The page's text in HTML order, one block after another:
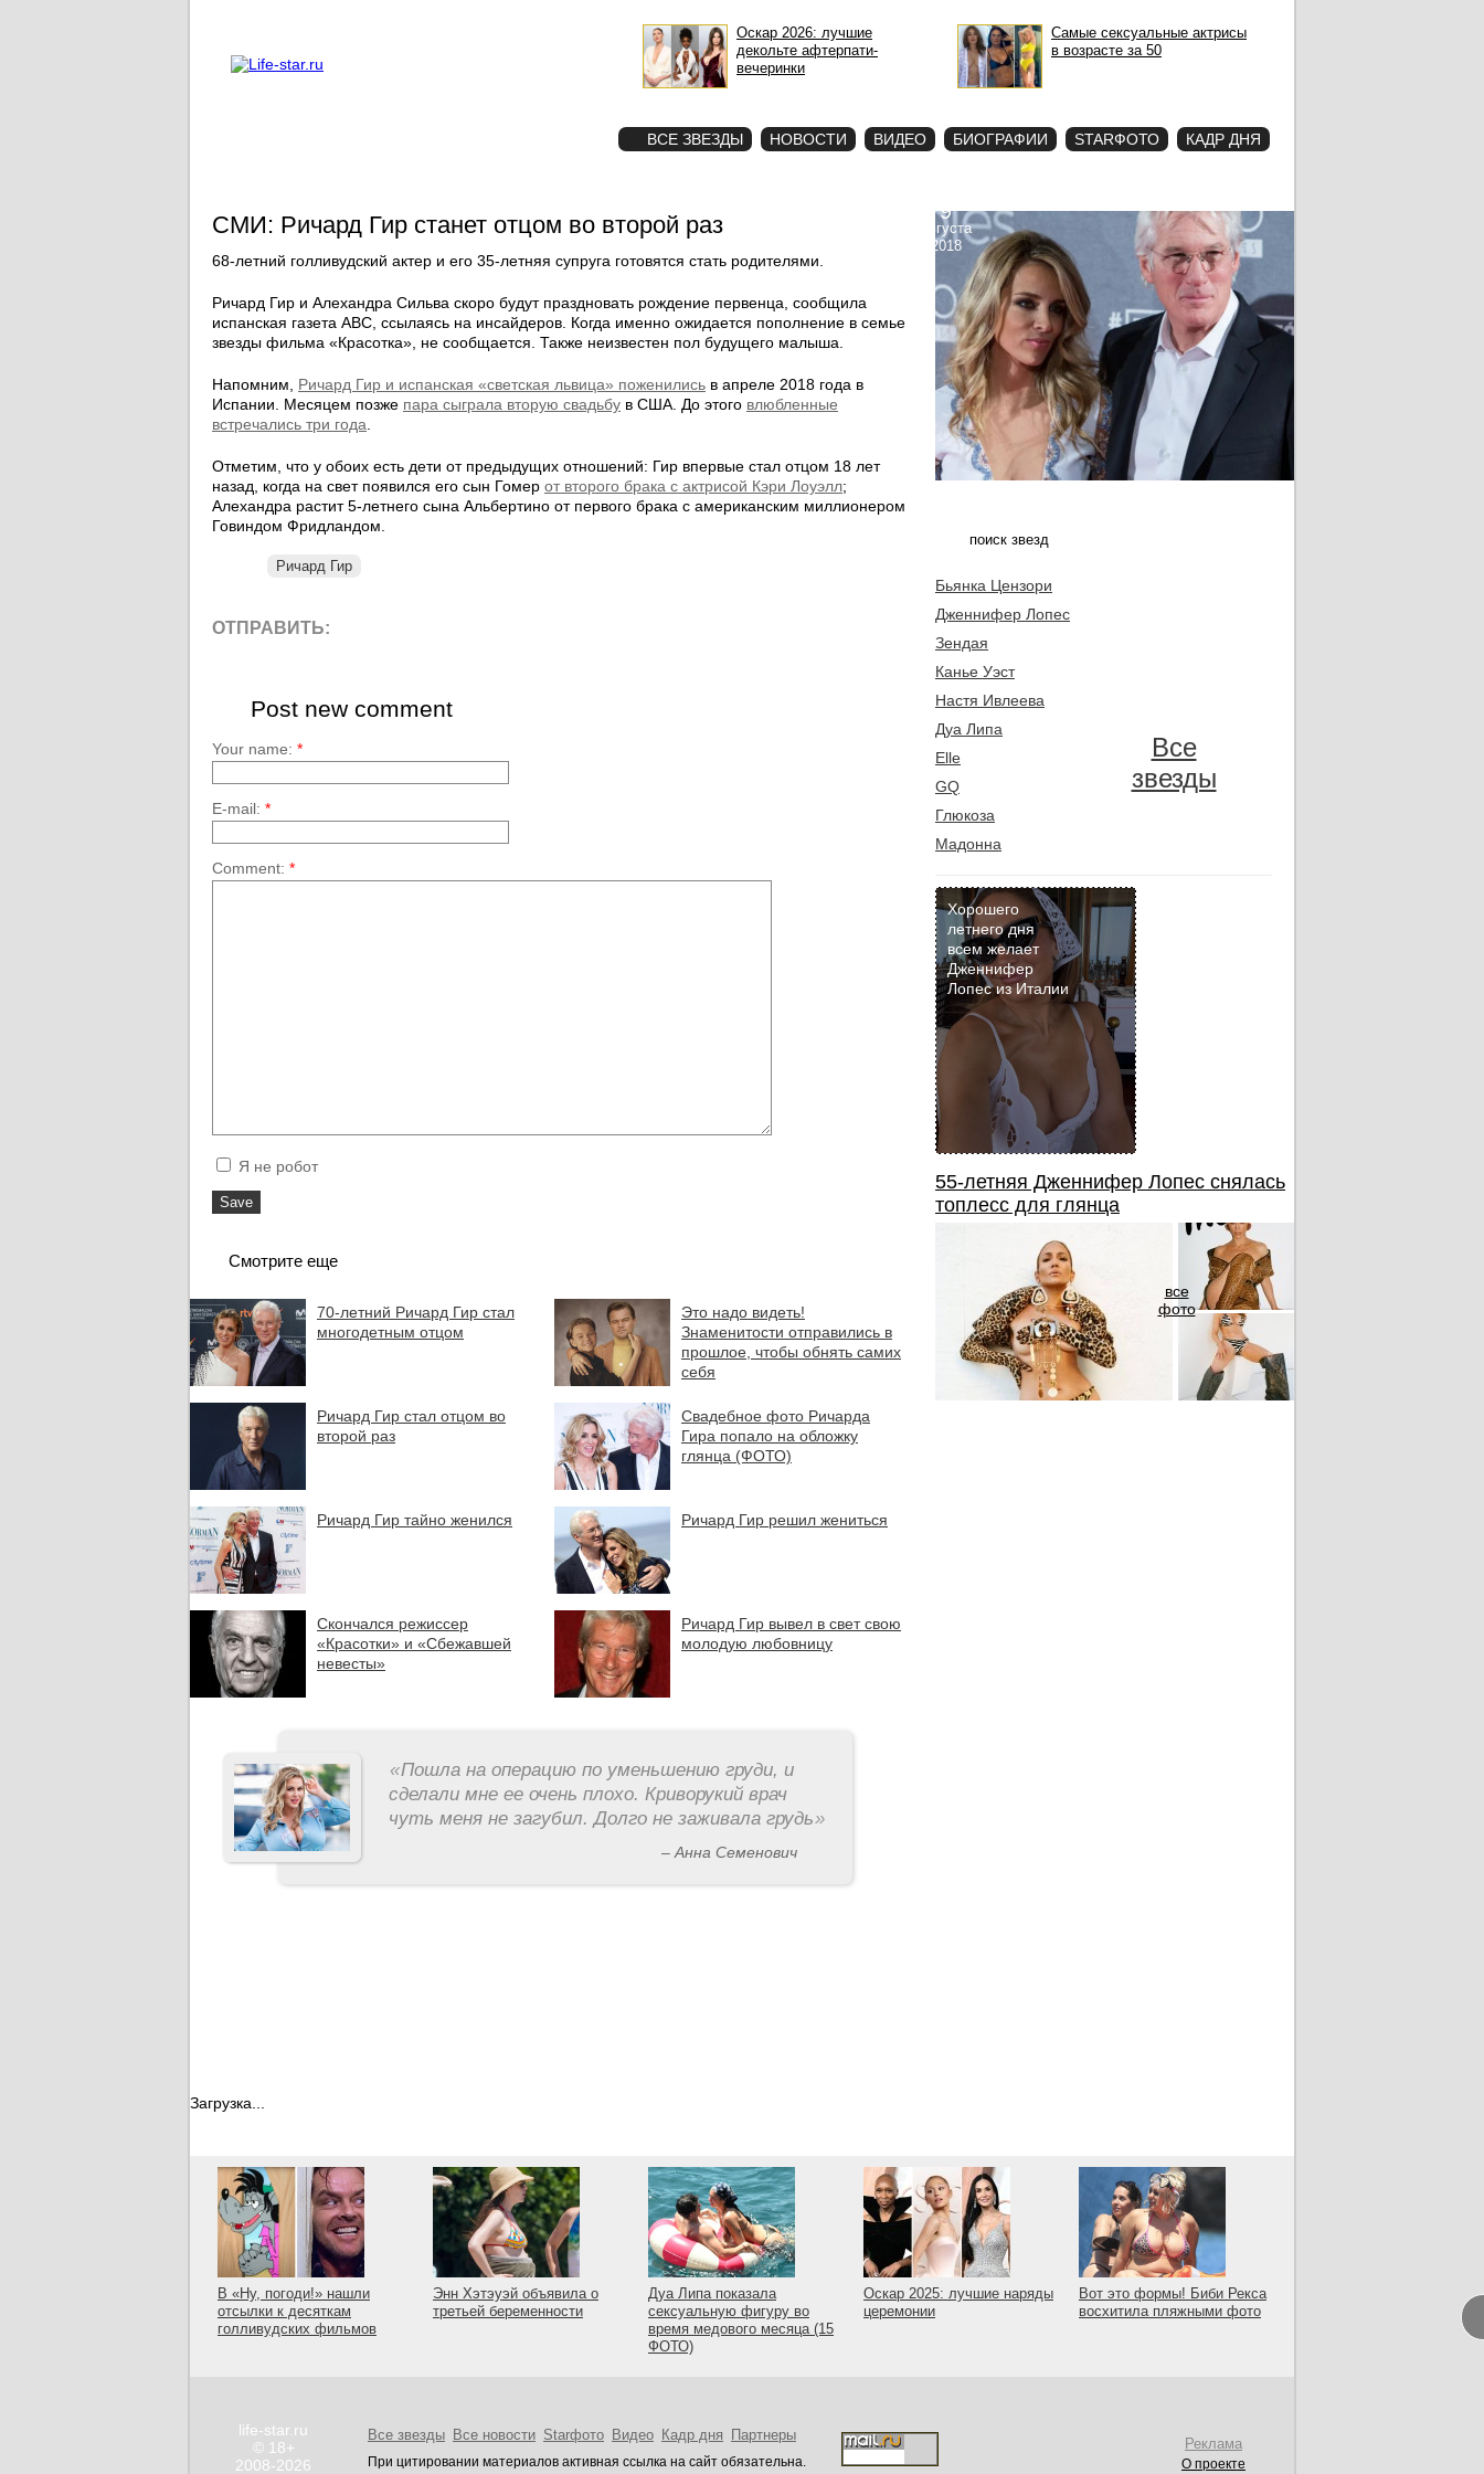
Оскар 2026: лучшие
декольте афтерпати-
вечеринки
Самые сексуальные актрисы
в возрасте за 50
ВСЕ ЗВЕЗДЫ НОВОСТИ ВИДЕО БИОГРАФИИ STARФОТО КАДР ДНЯ
СМИ: Ричард Гир станет отцом во второй раз
68-летний голливудский актер и его 35-летняя супруга готовятся стать родителями.
Ричард Гир и Алехандра Сильва скоро будут праздновать рождение первенца, сообщила
испанская газета ABC, ссылаясь на инсайдеров. Когда именно ожидается пополнение в семье
звезды фильма «Красотка», не сообщается. Также неизвестен пол будущего малыша.
Напомним, Ричард Гир и испанская «светская львица» поженились в апреле 2018 года в
Испании. Месяцем позже пара сыграла вторую свадьбу в США. До этого влюбленные
встречались три года
Отметим, что у обоих есть дети от предыдущих отношений: Гир впервые стал отцом 18 лет
назад, когда на свет появился его сын Гомер от второго брака с актрисой Кэри Лоуэлл;
Алехандра растит 5-летнего сына Альбертино от первого брака с американским миллионером
Говиндом Фридландом.
Ричард Гир
ОТПРАВИТЬ:
Post new comment
Your name: *
E-mail: *
Comment: *
Я не робот
Смотрите еще
70-летний Ричард Гир стал
многодетным отцом
Это надо видеть!
Знаменитости отправились в
прошлое, чтобы обнять самих
себя
Ричард Гир стал отцом во
второй раз
Свадебное фото Ричарда
Гира попало на обложку
глянца (ФОТО)
Ричард Гир тайно женился Ричард Гир решил жениться
Скончался режиссер
«Красотки» и «Сбежавшей
невесты»
Ричард Гир вывел в свет свою
молодую любовницу
«Пошла на операцию по уменьшению груди, и
сделали мне ее очень плохо. Криворукий врач
чуть меня не загубил. Долго не заживала грудь»
– Анна Семенович
Загрузка...
9
августа
2018
Бьянка Цензори
Дженнифер Лопес
Зендая
Канье Уэст
Настя Ивлеева
Дуа Липа
Elle
GQ
Глюкоза
Мадонна
Все
звезды
Хорошего
летнего дня
всем желает
Дженнифер
Лопес из Италии
55-летняя Дженнифер Лопес снялась
топлесс для глянца
все
фото
В «Ну, погоди!» нашли
отсылки к десяткам
голливудских фильмов
Энн Хэтэуэй объявила о
третьей беременности
Дуа Липа показала
сексуальную фигуру во
время медового месяца (15
ФОТО)
Оскар 2025: лучшие наряды
церемонии
Вот это формы! Биби Рекса
восхитила пляжными фото
life-star.ru
© 18+
2008-2026
Все звезды Все новости Starфото Видео Кадр дня Партнеры
При цитировании материалов активная ссылка на сайт обязательна.
Реклама
О проекте